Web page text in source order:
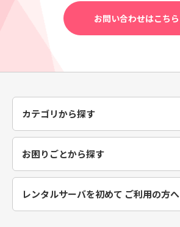
お問い合わせはこちら
カテゴリから探す
お困りごとから探す
レンタルサーバを初めて ご利用の方へ